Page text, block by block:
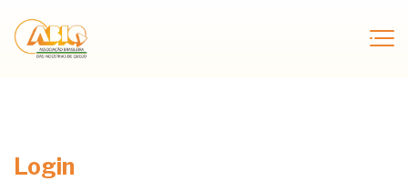
Login